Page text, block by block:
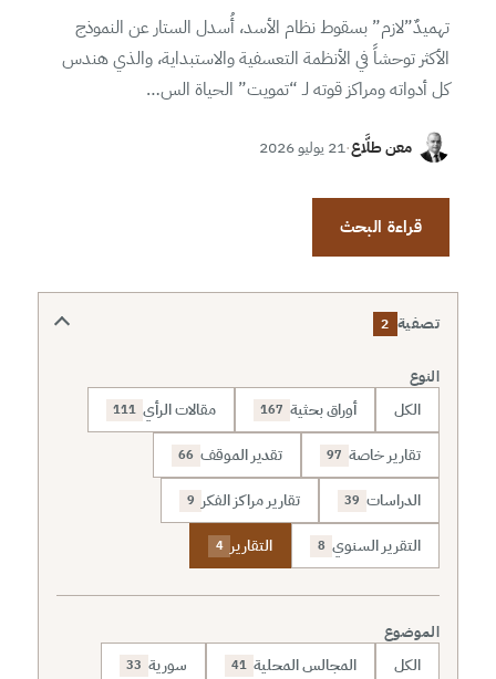
تهميدٌ”لازم” بسقوط نظام الأسد، أُسدل الستار عن النموذج
الأكثر توحشاً في الأنظمة التعسفية والاستبداية، والذي هندس
كل أدواته ومراكز قوته لـ “تمويت” الحياة الس…
معن طلَّاع·21 يوليو 2026
قراءة البحث
تصفية 2
النوع
الكل أوراق بحثية 167 مقالات الرأي 111
تقارير خاصة 97 تقدير الموقف 66
الدراسات 39 تقارير مراكز الفكر 9
التقرير السنوي 8 التقارير 4
الموضوع
الكل المجالس المحلية 41 سورية 33